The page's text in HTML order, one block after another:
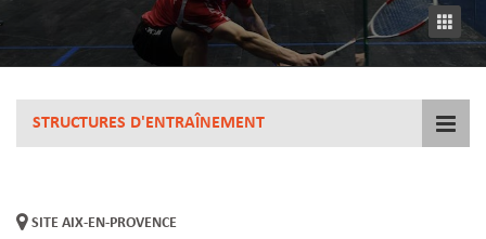
STRUCTURES D'ENTRAÎNEMENT
SITE AIX-EN-PROVENCE